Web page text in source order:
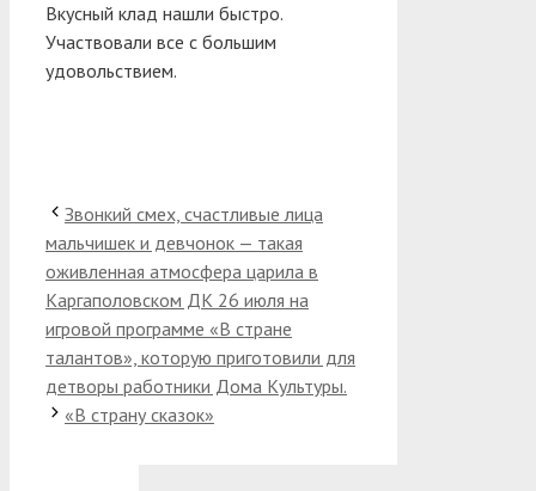
Вкусный клад нашли быстро.
Участвовали все с большим
удовольствием.
Звонкий смех, счастливые лица
мальчишек и девчонок — такая
оживленная атмосфера царила в
Каргаполовском ДК 26 июля на
игровой программе «В стране
талантов», которую приготовили для
детворы работники Дома Культуры.
«В страну сказок»